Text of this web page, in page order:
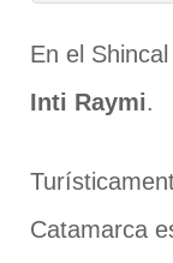
En el
Inti Raymi.
Catamarca